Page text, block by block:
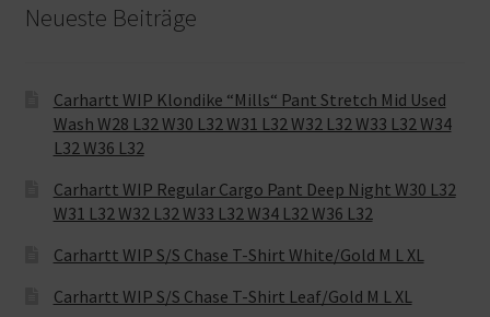
Neueste Beiträge
Carhartt WIP Klondike “Mills“ Pant Stretch Mid Used
Wash W28 L32 W30 L32 W31 L32 W32 L32 W33 L32 W34
L32 W36 L32
Carhartt WIP Regular Cargo Pant Deep Night W30 L32
W31 L32 W32 L32 W33 L32 W34 L32 W36 L32
Carhartt WIP S/S Chase T-Shirt White/Gold M L XL
Carhartt WIP S/S Chase T-Shirt Leaf/Gold M L XL